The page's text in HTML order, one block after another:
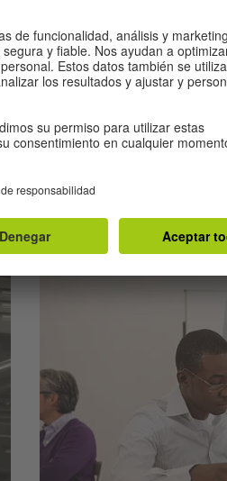
En estos ejercicios conoce
practica el vocabulario.